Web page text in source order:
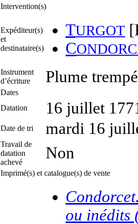
Intervention(s)
Expéditeur(s)
et
destinataire(s)
TURGOT
C
Instrument
d’écriture
Plume
Dates
Datation
16 juillet
Date de tri mardi 16
Travail de
datation
achevé
Non
Imprimé(s) et catalogue(s) de vente
ou inédits